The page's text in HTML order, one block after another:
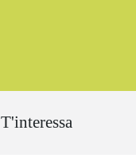
T'interessa